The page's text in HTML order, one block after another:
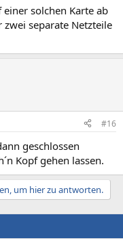
solchen Karte ab
separate Netzteile
#16
geschlossen
Kopf gehen lassen.
um hier zu antworten.